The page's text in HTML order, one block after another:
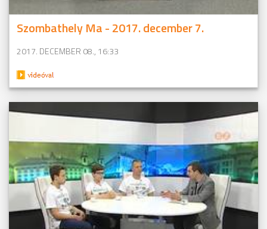
Szombathely Ma - 2017. december 7.
2017. DECEMBER 08., 16:33